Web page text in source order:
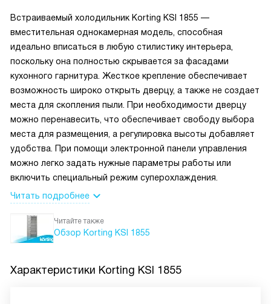
Встраиваемый холодильник Korting KSI 1855 —
вместительная однокамерная модель, способная
идеально вписаться в любую стилистику интерьера,
поскольку она полностью скрывается за фасадами
кухонного гарнитура. Жесткое крепление обеспечивает
возможность широко открыть дверцу, а также не создает
места для скопления пыли. При необходимости дверцу
можно перенавесить, что обеспечивает свободу выбора
места для размещения, а регулировка высоты добавляет
удобства. При помощи электронной панели управления
можно легко задать нужные параметры работы или
включить специальный режим суперохлаждения.
Читать подробнее
Читайте также
Обзор Korting KSI 1855
Характеристики Korting KSI 1855